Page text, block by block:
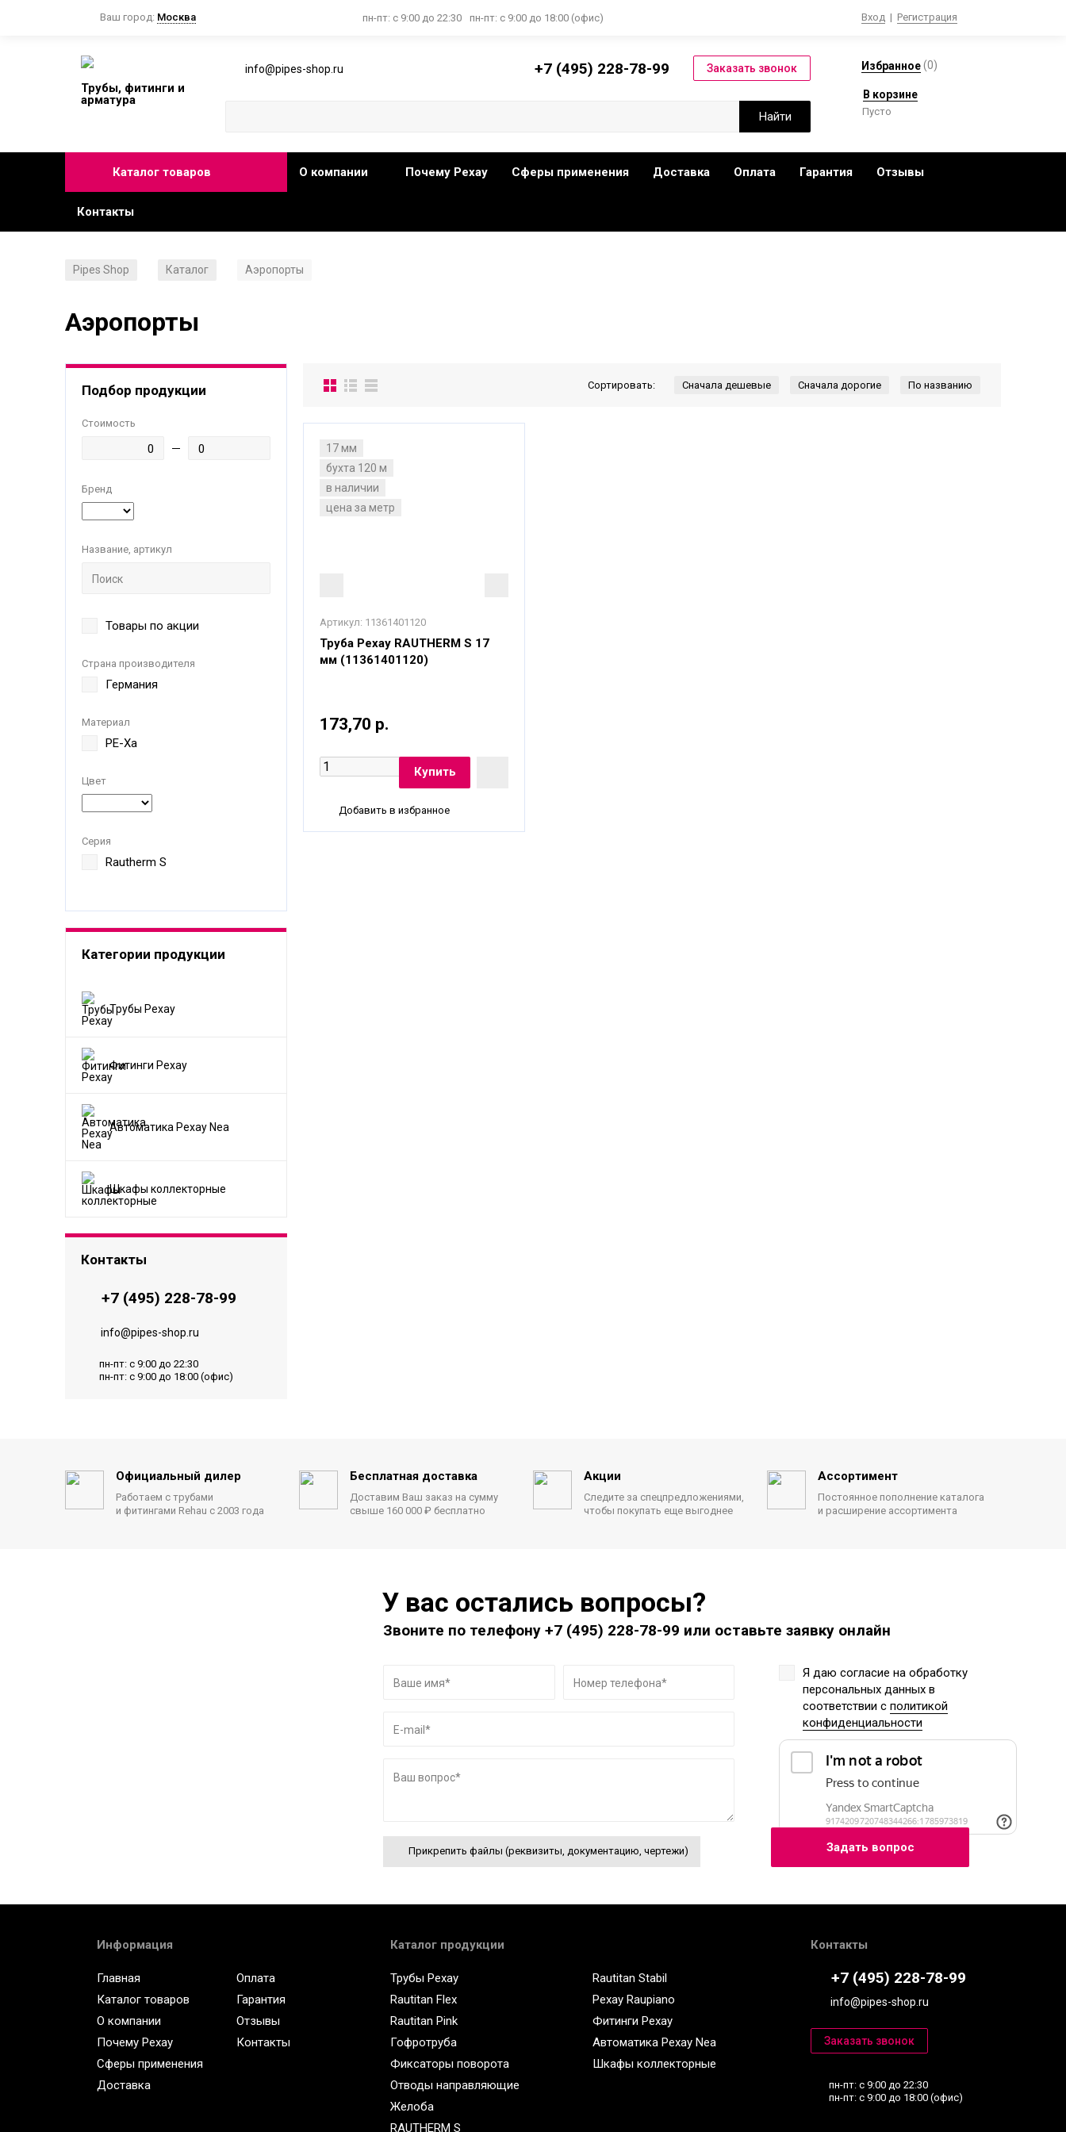
Ваш город: Москва пн-пт: с 9:00 до 22:30 пн-пт: с 9:00 до 18:00 (офис) Вход | Регистрация
Трубы, фитинги и
арматура
info@pipes-shop.ru +7 (495) 228-78-99 Избранное(0)
В корзине
Пусто
Каталог товаров О компании Почему Рехау Сферы применения Доставка Оплата Гарантия Отзывы
Контакты
Pipes Shop Каталог Аэропорты
Аэропорты
Подбор продукции
Стоимость
Бренд
Название, артикул
Товары по акции
Страна производителя
Германия
Материал
PE-Xa
Цвет
Серия
Rautherm S
Категории продукции
Трубы Рехау
Фитинги Рехау
Автоматика Рехау Nea
Шкафы коллекторные
Контакты
+7 (495) 228-78-99
info@pipes-shop.ru
пн-пт: с 9:00 до 22:30
пн-пт: с 9:00 до 18:00 (офис)
Сортировать:
17 мм
бухта 120 м
в наличии
цена за метр
Артикул: 11361401120
Труба Рехау RAUTHERM S 17
мм (11361401120)
173,70 р.
Добавить в избранное
Официальный дилер
Работаем с трубами
и фитингами Rehau с 2003 года
Бесплатная доставка
Доставим Ваш заказ на сумму
свыше 160 000 ₽ бесплатно
Акции
Следите за спецпредложениями,
чтобы покупать еще выгоднее
Ассортимент
Постоянное пополнение каталога
и расширение ассортимента
У вас остались вопросы?
Звоните по телефону+7 (495) 228-78-99 или оставьте заявку онлайн
Прикрепить файлы (реквизиты, документацию, чертежи)
Я даю согласие на обработку
персональных данных в
соответствии с политикой
конфиденциальности
Контакты
+7 (495) 228-78-99
info@pipes-shop.ru
пн-пт: с 9:00 до 22:30
пн-пт: с 9:00 до 18:00 (офис)
Информация
Главная
Каталог товаров
О компании
Почему Рехау
Сферы применения
Доставка
Оплата
Гарантия
Отзывы
Контакты
Каталог продукции
Трубы Рехау
Rautitan Flex
Rautitan Pink
Гофротруба
Фиксаторы поворота
Отводы направляющие
Желоба
RAUTHERM S
Rautitan Stabil
Рехау Raupiano
Фитинги Рехау
Автоматика Рехау Nea
Шкафы коллекторные